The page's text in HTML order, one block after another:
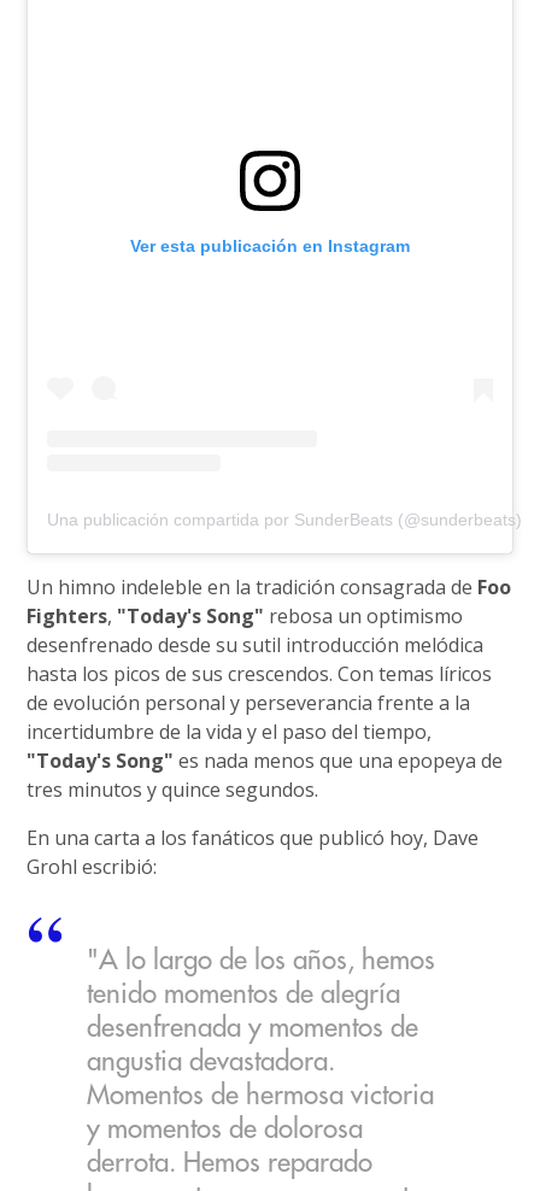
Ver esta publicación en Instagram
Una publicación compartida por SunderBeats (@sunderbeats)
Un himno indeleble en la tradición consagrada de Foo
Fighters, "Today's Song" rebosa un optimismo
desenfrenado desde su sutil introducción melódica
hasta los picos de sus crescendos. Con temas líricos
de evolución personal y perseverancia frente a la
incertidumbre de la vida y el paso del tiempo,
"Today's Song" es nada menos que una epopeya de
tres minutos y quince segundos.
En una carta a los fanáticos que publicó hoy, Dave
Grohl escribió:
"A lo largo de los años, hemos
tenido momentos de alegría
desenfrenada y momentos de
angustia devastadora.
Momentos de hermosa victoria
y momentos de dolorosa
derrota. Hemos reparado